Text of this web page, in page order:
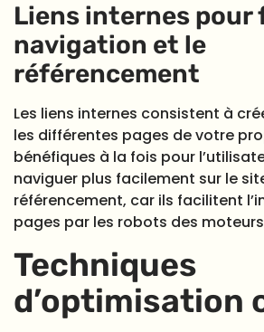
Liens internes pour
navigation et le
référencement
Les liens internes consistent à
les différentes pages de votre
bénéfiques à la fois pour
naviguer plus facilement sur le
référencement, car ils facilitent
pages par les robots des
Techniques
d’optimisation